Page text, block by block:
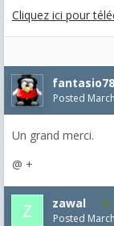
Cliquez ici pour
fantasio78
Posted
Un grand merci.
@ +
zawal
Posted